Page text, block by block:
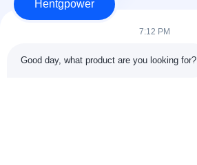
Hentgpower
7:12 PM
Good day, what product are you looking for?